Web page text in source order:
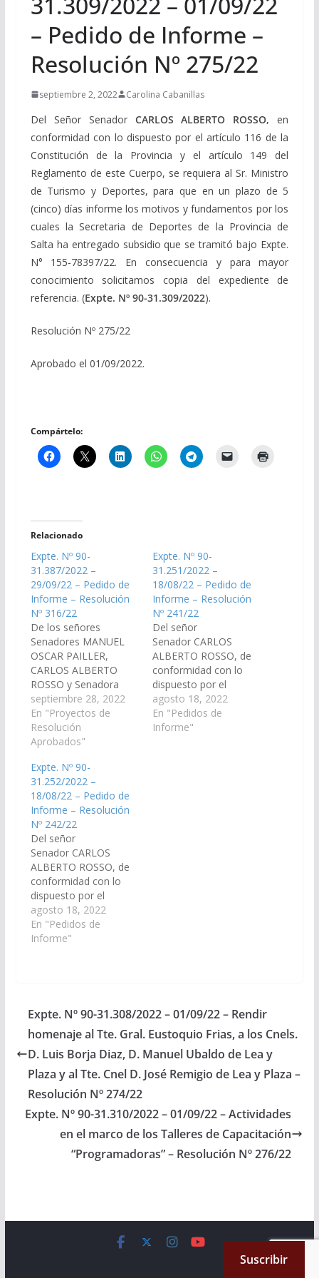
– Pedido de Informe –
Resolución Nº 275/22
septiembre 2, 2022 Carolina Cabanillas
Del Señor Senador CARLOS ALBERTO ROSSO, en
conformidad con lo dispuesto por el artículo 116 de la
Constitución de la Provincia y el artículo 149 del
Reglamento de este Cuerpo, se requiera al Sr. Ministro
de Turismo y Deportes, para que en un plazo de 5
(cinco) días informe los motivos y fundamentos por los
cuales la Secretaria de Deportes de la Provincia de
Salta ha entregado subsidio que se tramitó bajo Expte.
N° 155-78397/22. En consecuencia y para mayor
conocimiento solicitamos copia del expediente de
referencia. (Expte. Nº 90-31.309/2022).
Resolución Nº 275/22
Aprobado el 01/09/2022.
Compártelo:
Relacionado
Expte. Nº 90-
31.387/2022 –
29/09/22 – Pedido de
Informe – Resolución
Nº 316/22
De los señores
Senadores MANUEL
OSCAR PAILLER,
CARLOS ALBERTO
ROSSO y Senadora
SONIA ELIZABETH
MAGNO, de
conformidad con lo
dispuesto por el
Constitución de la
Provincia y el artículo
149 del Reglamento de
este Cuerpo, requerir
al Ministerio de Salud
Pública, informe en el
plazo de 5…
septiembre 28, 2022
En "Proyectos de
Resolución
Aprobados"
Expte. Nº 90-
31.251/2022 –
18/08/22 – Pedido de
Informe – Resolución
Nº 241/22
Del señor
Senador CARLOS
ALBERTO ROSSO, de
conformidad con lo
dispuesto por el
artículo 116 de la
Constitución de la
Provincia y el artículo
agosto 18, 2022
En "Pedidos de
Informe"
Expte. Nº 90-
31.252/2022 –
18/08/22 – Pedido de
Informe – Resolución
Nº 242/22
Del señor
Senador CARLOS
ALBERTO ROSSO, de
conformidad con lo
dispuesto por el
artículo 116 de la
Constitución de la
Provincia y el artículo
para que en un plazo
de (cinco) días informe
los motivos por los…
agosto 18, 2022
En "Pedidos de
Informe"
Expte. Nº 90-31.308/2022 – 01/09/22 – Rendir
homenaje al Tte. Gral. Eustoquio Frias, a los Cnels.
D. Luis Borja Diaz, D. Manuel Ubaldo de Lea y
Plaza y al Tte. Cnel D. José Remigio de Lea y Plaza –
Resolución Nº 274/22
Expte. Nº 90-31.310/2022 – 01/09/22 – Actividades
en el marco de los Talleres de Capacitación
“Programadoras” – Resolución Nº 276/22
. All rights reserved.
Suscribir